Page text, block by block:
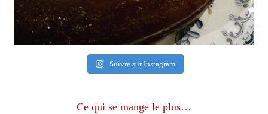
Suivre sur Instagram
Ce qui se mange le plus…